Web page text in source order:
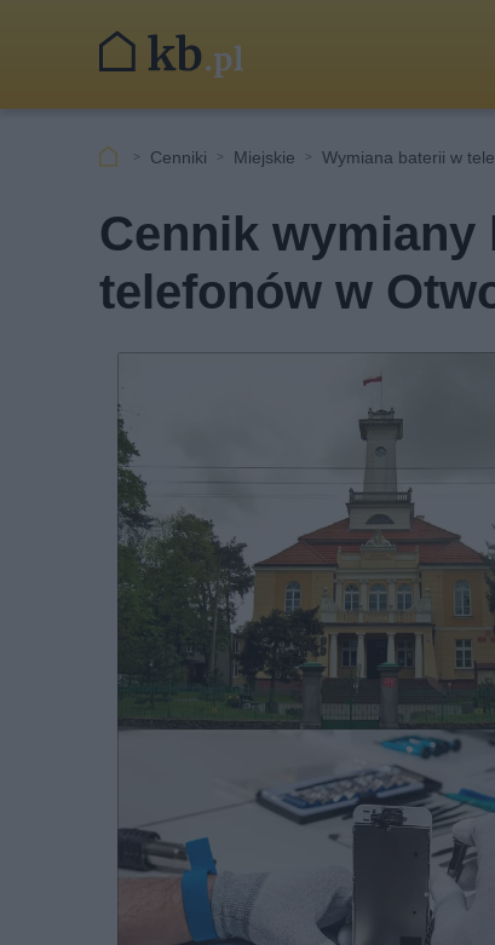
Cenniki Miejskie Wymiana baterii w
Cennik
telefonów w